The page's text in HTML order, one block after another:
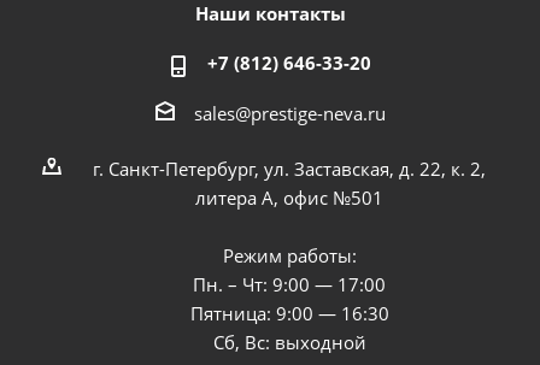
Наши контакты
+7 (812) 646-33-20
sales@prestige-neva.ru
г. Санкт-Петербург, ул. Заставская, д. 22, к. 2,
литера А, офис №501
Режим работы:
Пн. – Чт: 9:00 — 17:00
Пятница: 9:00 — 16:30
Сб, Вс: выходной